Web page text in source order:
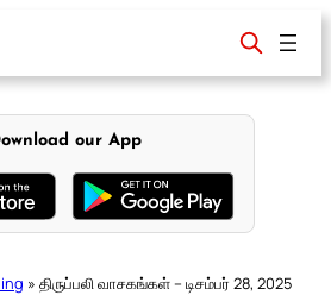
our App
» திருப்பலி வாசகங்கள் – டிசம்பர் 28, 2025